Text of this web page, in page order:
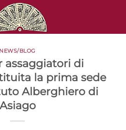
NEWS/BLOG
assaggiatori di
la prima sede
Alberghiero di
Asiago